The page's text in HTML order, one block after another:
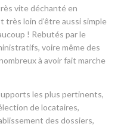
vite déchanté en
loin d’être aussi simple
! Rebutés par le
voire même des
à avoir fait marche
les plus pertinents,
de locataires,
des dossiers,